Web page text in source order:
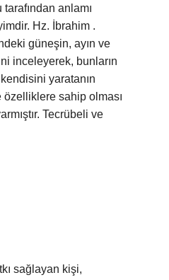
anlamı
Hz. İbrahim .
güneşin, ayın ve
inceleyerek, bunların
yaratanın
özelliklere sahip olması
Tecrübeli ve
sağlayan kişi,